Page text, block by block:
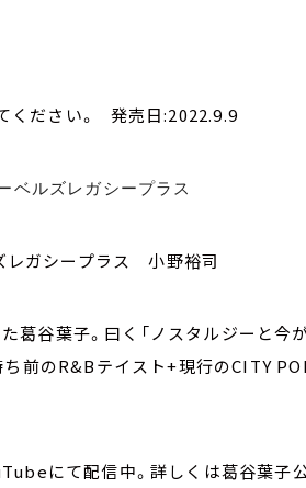
ください。 発売日:2022.9.9
ベルズレガシープラス
レガシープラス 小野裕司
葛谷葉子。曰く「ノスタルジーと
ち前のR&Bテイスト+現行のCITY
にて配信中。詳しくは葛谷葉子